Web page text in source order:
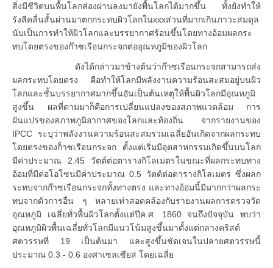
สิ่งมีชีวิตบนพื้นโลกส่องผ่านลงมายังพื้นโลกได้มากขึ้น ทั้งยังทำให้
รังสีคลื่นสั้นผ่านมาตกกระทบผิวโลกในxxxส่วนที่มากเกินภาวะสมดุล
นับเป็นการทำให้ผิวโลกและบรรยากาศร้อนขึ้นโดยทางอ้อมผลกระ
ทบโดยตรงของก๊าซเรือนกระจกต่ออุณหภูมิของผิวโลก
ดังได้กล่าวมาข้างต้นว่าก๊าซเรือนกระจกสามารถส่ง
ผลกระทบโดยตรง คือทำให้โลกมีพลังงานความร้อนสะสมอยู่บนผิว
โลกและชั้นบรรยากาศมากขึ้นอันเป็นต้นเหตุให้พื้นผิวโลกมีอุณหภูมิ
สูงขึ้น ผลที่ตามมาก็คือการเปลี่ยนแปลงของสภาพแวดล้อม การ
ผันแปรของสภาพภูมิอากาศของโลกและท้องถิ่น จากรายงานของ
IPCC ระบุว่าพลังงานความร้อนสะสมรวมเฉลี่ยอันเกิดจากผลกระทบ
โดยตรงของก็าซเรือนกระจก ตั้งแต่เริ่มมีอุตสาหกรรมเกิดขึ้นบนโลก
มีค่าประมาณ 2.45 วัตต์ต่อตารางกิโลเมตรในขณะที่ผลกระทบทาง
อ้อมที่มีต่อโอโซนมีค่าประมาณ 0.5 วัตต์ต่อตารางกิโลเมตร ซึ่งผลก
ระทบจากก๊าซเรือนกระจกทั้งทางตรง และทางอ้อมนี้มีมากกว่าผลกระ
ทบจากตัวการอื่น ๆ หลายเท่าสอดคล้องกับรายงานผลการตรวจวัด
อุณหภูมิ เฉลี่ยทั่วพื้นผิวโลกตั้งแต่ปีค.ศ. 1860 จนถึงปัจจุบัน พบว่า
อุณหภูมิผิวพื้นเฉลี่ยทั่วโลกมีแนวโน้มสูงขึ้นมาตั้งแต่กลางคริสต์
ศตวรรษที่ 19 เป็นต้นมา และสูงขึ้นชัดเจนในปลายศตวรรษนี้
ประมาณ 0.3 - 0.6 องศาเซลเซียส โดยเฉลี่ย